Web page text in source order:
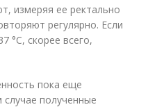
измеряя ее ректально
регулярно. Если
°С, скорее всего,
пока еще
полученные